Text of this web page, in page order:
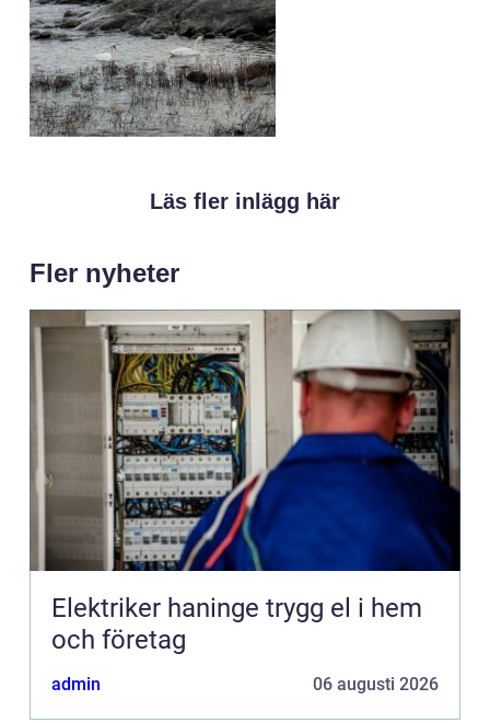
Läs fler inlägg här
Fler nyheter
Elektriker haninge trygg el i hem
och företag
admin 06 augusti 2026